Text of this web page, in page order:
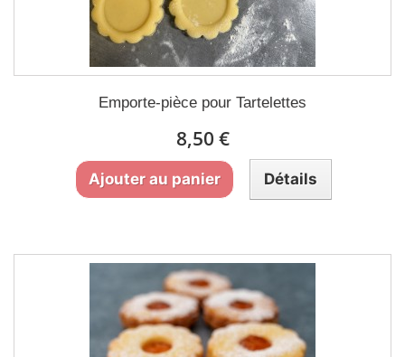
Emporte-pièce pour Tartelettes
8,50 €
Ajouter au panier Détails